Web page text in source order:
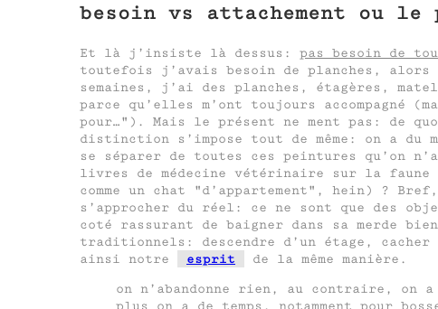
besoin vs attachement ou le
Et là j’insiste là dessus: pas besoin de
toutefois j’avais besoin de planches,
semaines, j’ai des planches, étagères,
parce qu’elles m’ont toujours
pour…
). Mais le présent ne ment pas: de
distinction s’impose tout de même: on a du
se séparer de toutes ces peintures qu’on
livres de médecine vétérinaire sur la faune
comme un chat
d’appartement
, hein) ?
s’approcher du réel: ce ne sont que des
coté rassurant de baigner dans sa merde
traditionnels: descendre d’un étage,
ainsi notre
esprit
de la même manière.
on n’abandonne rien, au contraire, on